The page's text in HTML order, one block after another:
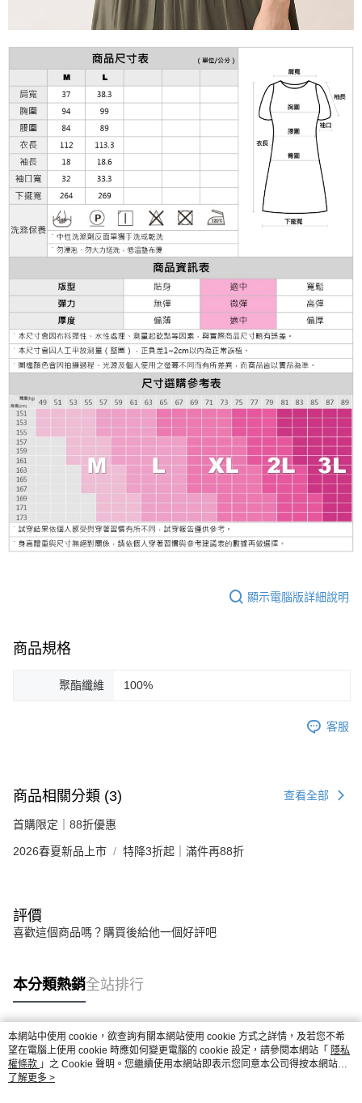
顯示電腦版詳細說明
商品規格
聚酯纖維 100%
客服
商品相關分類 (3) 查看全部
首購限定｜88折優惠
2026春夏新品上市 特降3折起｜滿件再88折
評價
喜歡這個商品嗎？購買後給他一個好評吧
本分類熱銷全站排行
熱門標籤
本網站中使用 cookie，欲查詢有關本網站使用 cookie 方式之詳情，及若您不希
望在電腦上使用 cookie 時應如何變更電腦的 cookie 設定，請參閱本網站「 隱私
權條款 」之 Cookie 聲明。您繼續使用本網站即表示您同意本公司得按本網站使
用條款之 Cookie 聲明使用 cookie。
了解更多 >